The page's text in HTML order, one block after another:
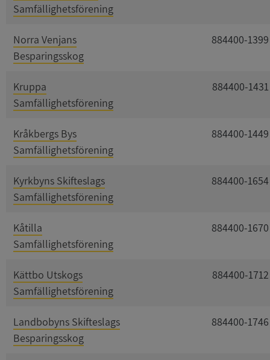
Samfällighetsförening
Norra Venjans
Besparingsskog
884400-1399
Kruppa
Samfällighetsförening
884400-1431
Kråkbergs Bys
Samfällighetsförening
884400-1449
Kyrkbyns Skifteslags
Samfällighetsförening
884400-1654
Kåtilla
Samfällighetsförening
884400-1670
Kättbo Utskogs
Samfällighetsförening
884400-1712
Landbobyns Skifteslags
Besparingsskog
884400-1746